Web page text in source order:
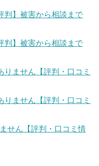
判】被害から相談まで
判】被害から相談まで
ません【評判・口コミ
ません【評判・口コミ
せん【評判・口コミ情